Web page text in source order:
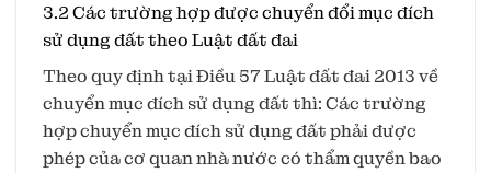
3.2 Các trường hợp được chuyển đổi mục đích
sử dụng đất theo Luật đất đai
Theo quy định tại Điều 57 Luật đất đai 2013 về
chuyển mục đích sử dụng đất thì: Các trường
hợp chuyển mục đích sử dụng đất phải được
phép của cơ quan nhà nước có thẩm quyền bao